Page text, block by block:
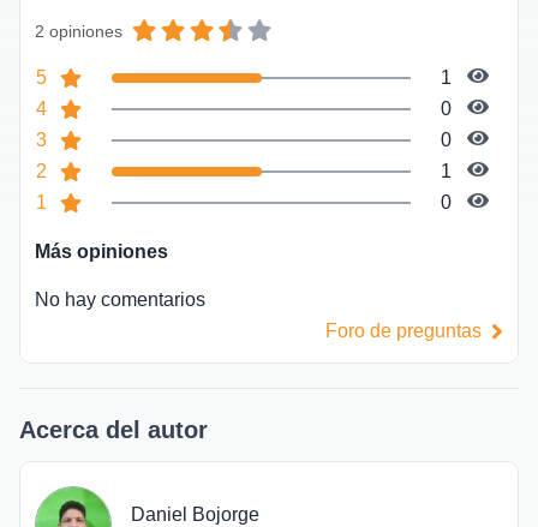
2 opiniones
5
1
4
0
3
0
2
1
1
0
Más opiniones
No hay comentarios
Foro de preguntas
Acerca del autor
Daniel Bojorge